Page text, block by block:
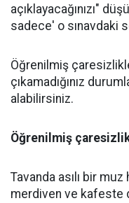
açıklayacağınızı"
sadece' o sınavdaki
Öğrenilmiş
çıkamadığınız
alabilirsiniz.
Öğrenilmiş
Tavanda asılı bir
merdiven ve kafeste